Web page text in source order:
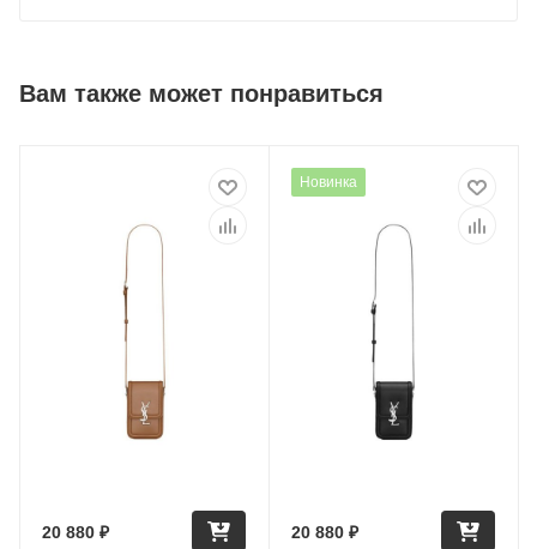
Вам также может понравиться
20 880 ₽
Новинка
20 880 ₽